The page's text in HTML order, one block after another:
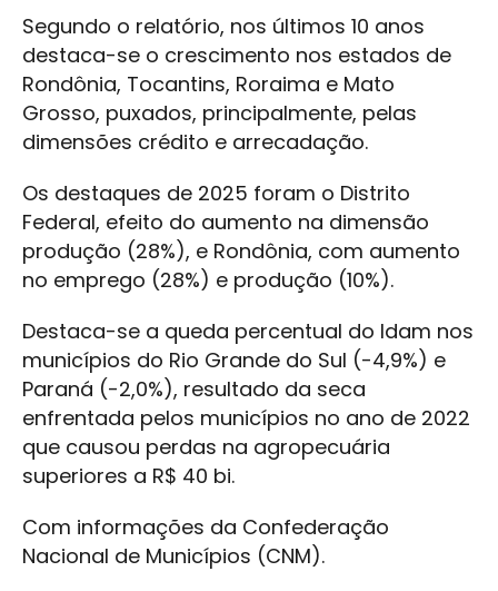
Segundo o relatório, nos últimos 10 anos
destaca-se o crescimento nos estados de
Rondônia, Tocantins, Roraima e Mato
Grosso, puxados, principalmente, pelas
dimensões crédito e arrecadação.
Os destaques de 2025 foram o Distrito
Federal, efeito do aumento na dimensão
produção (28%), e Rondônia, com aumento
no emprego (28%) e produção (10%).
Destaca-se a queda percentual do Idam nos
municípios do Rio Grande do Sul (-4,9%) e
Paraná (-2,0%), resultado da seca
enfrentada pelos municípios no ano de 2022
que causou perdas na agropecuária
superiores a R$ 40 bi.
Com informações da Confederação
Nacional de Municípios (CNM).